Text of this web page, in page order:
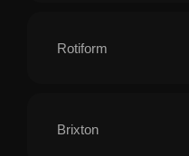
Rotiform
Brixton